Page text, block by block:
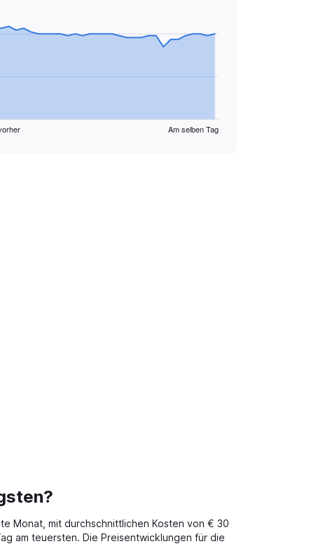
Am selben Tag
Monat, mit durchschnittlichen Kosten von € 30
am teuersten. Die Preisentwicklungen für die